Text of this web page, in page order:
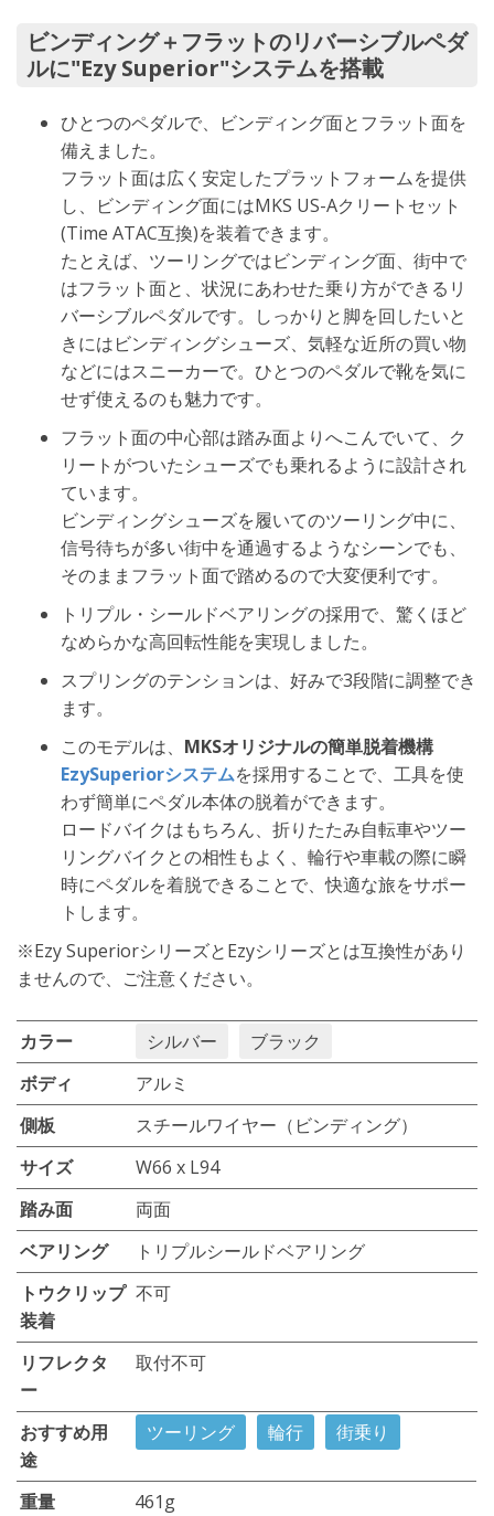
ビンディング＋フラットのリバーシブルペダ
ルに"Ezy Superior"システムを搭載
ひとつのペダルで、ビンディング面とフラット面を
備えました。
フラット面は広く安定したプラットフォームを提供
し、ビンディング面にはMKS US-Aクリートセット
(Time ATAC互換)を装着できます。
たとえば、ツーリングではビンディング面、街中で
はフラット面と、状況にあわせた乗り方ができるリ
バーシブルペダルです。しっかりと脚を回したいと
きにはビンディングシューズ、気軽な近所の買い物
などにはスニーカーで。ひとつのペダルで靴を気に
せず使えるのも魅力です。
フラット面の中心部は踏み面よりへこんでいて、ク
リートがついたシューズでも乗れるように設計され
ています。
ビンディングシューズを履いてのツーリング中に、
信号待ちが多い街中を通過するようなシーンでも、
そのままフラット面で踏めるので大変便利です。
トリプル・シールドベアリングの採用で、驚くほど
なめらかな高回転性能を実現しました。
スプリングのテンションは、好みで3段階に調整でき
ます。
このモデルは、 MKSオリジナルの簡単脱着機構
EzySuperiorシステムを採用することで、工具を使
わず簡単にペダル本体の脱着ができます。
ロードバイクはもちろん、折りたたみ自転車やツー
リングバイクとの相性もよく、輪行や車載の際に瞬
時にペダルを着脱できることで、快適な旅をサポー
トします。
※Ezy SuperiorシリーズとEzyシリーズとは互換性があり
ませんので、ご注意ください。
カラー シルバー
ブラック
ボディ
アルミ
側板
スチールワイヤー（ビンディング）
サイズ
W66 x L94
踏み面
両面
ベアリング
トリプルシールドベアリング
トウクリップ
装着
不可
リフレクタ
ー
取付不可
おすすめ用
途
ツーリング 輪行 街乗り
重量 461g